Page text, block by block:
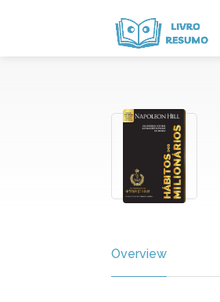
Overview